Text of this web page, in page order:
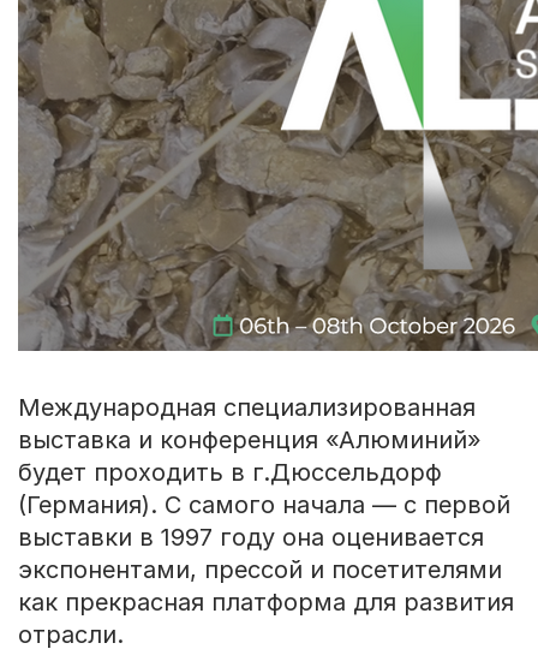
Международная специализированная
выставка и конференция «Алюминий»
будет проходить в г.Дюссельдорф
(Германия). С самого начала — с первой
выставки в 1997 году она оценивается
экспонентами, прессой и посетителями
как прекрасная платформа для развития
отрасли.